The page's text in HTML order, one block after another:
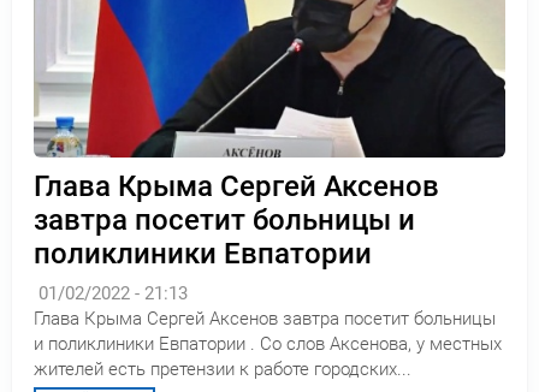
Глава Крыма Сергей Аксенов
завтра посетит больницы и
поликлиники Евпатории
01/02/2022 - 21:13
Глава Крыма Сергей Аксенов завтра посетит больницы
и поликлиники Евпатории . Со слов Аксенова, у местных
жителей есть претензии к работе городских...